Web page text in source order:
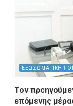
ΕΞΩΣΩΜΑΤΙΚΗ
Τον
επόμενης